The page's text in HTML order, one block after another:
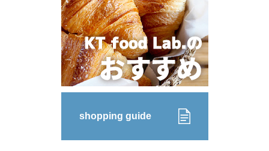
shopping guide